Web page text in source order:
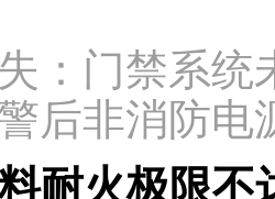
：门禁系统
后非消防电
耐火极限不